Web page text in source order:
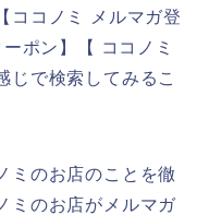
ココノミ メルマガ登
ポン】【 ココノミ
じで検索してみるこ
ミのお店のことを徹
ミのお店がメルマガ